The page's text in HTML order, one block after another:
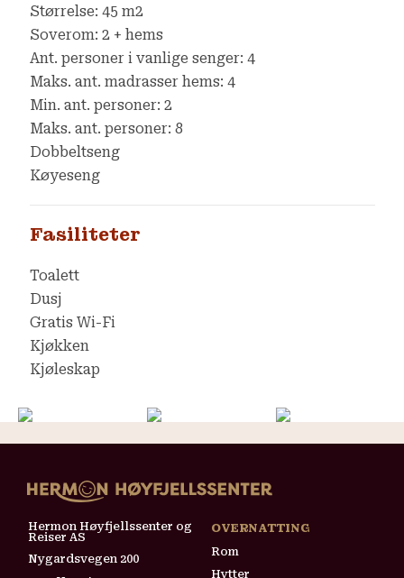
Størrelse: 45 m2
Soverom: 2 + hems
Ant. personer i vanlige senger: 4
Maks. ant. madrasser hems: 4
Min. ant. personer: 2
Maks. ant. personer: 8
Dobbeltseng
Køyeseng
Fasiliteter
Toalett
Dusj
Gratis Wi-Fi
Kjøkken
Kjøleskap
Hermon Høyfjellssenter og
Reiser AS
Nygardsvegen 200
OVERNATTING
Rom
Hytter